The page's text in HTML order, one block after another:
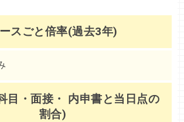
スごと倍率(過去3年)
目・面接・ 内申書と当日点の
割合)